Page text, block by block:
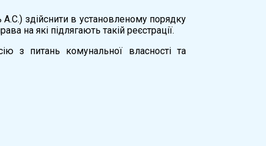
А.С.) здійснити в установленому порядку
на які підлягають такій реєстрації.
з питань комунальної власності та